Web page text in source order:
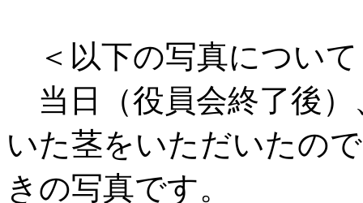
＜以下の写真につい
当日（役員会終了後）
いた茎をいただいたの
きの写真です。